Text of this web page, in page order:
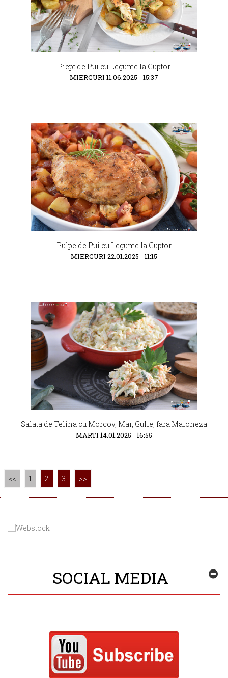
Piept de Pui cu Legume la Cuptor
MIERCURI 11.06.2025 - 15:37
Pulpe de Pui cu Legume la Cuptor
MIERCURI 22.01.2025 - 11:15
Salata de Telina cu Morcov, Mar, Gulie, fara Maioneza
MARTI 14.01.2025 - 16:55
<< 1 2 3 >>
SOCIAL MEDIA